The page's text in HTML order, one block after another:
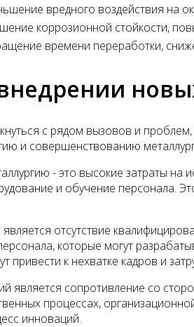
вредного воздействия на
коррозионной стойкости,
времени переработки,
с рядом вызовов и
и совершенствованию
- это высокие затраты на
и обучение персонала.
отсутствие
которые могут
к нехватке кадров и
является сопротивление со
процессах,
инноваций.